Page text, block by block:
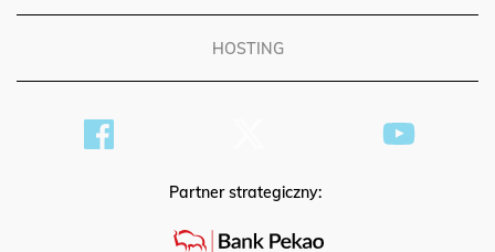
HOSTING
Partner strategiczny: